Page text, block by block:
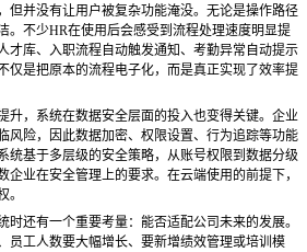
但并没有让用户被复杂功能淹没。无论是操作路径
。不少HR在使用后会感受到流程处理速度明显提
才库、入职流程自动触发通知、考勤异常自动提示
仅是把原本的流程电子化，而是真正实现了效率提
，系统在数据安全层面的投入也变得关键。企业
风险，因此数据加密、权限设置、行为追踪等功能
统基于多层级的安全策略，从账号权限到数据分级
企业在安全管理上的要求。在云端使用的前提下，
。
还有一个重要考量：能否适配公司未来的发展。
员工人数要大幅增长、要新增绩效管理或培训模